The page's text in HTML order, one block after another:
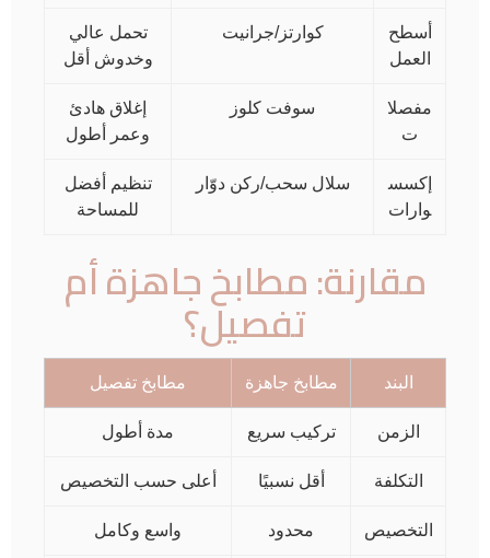
أسطح
العمل
كوارتز/جرانيت
تحمل عالي
وخدوش أقل
مفصلا
ت
سوفت كلوز
إغلاق هادئ
وعمر أطول
إكسس
وارات
سلال سحب/ركن دوّار
تنظيم أفضل
للمساحة
مقارنة: مطابخ جاهزة أم
تفصيل؟
البند مطابخ جاهزة مطابخ تفصيل
الزمن تركيب سريع مدة أطول
التكلفة أقل نسبيًا أعلى حسب التخصيص
التخصيص محدود واسع وكامل